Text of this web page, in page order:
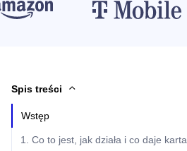
Spis treści
Wstęp
1. Co to jest, jak działa i co daje